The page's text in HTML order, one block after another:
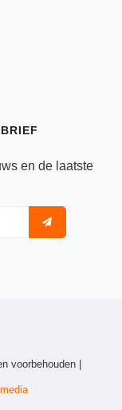
en de laatste
voorbehouden |